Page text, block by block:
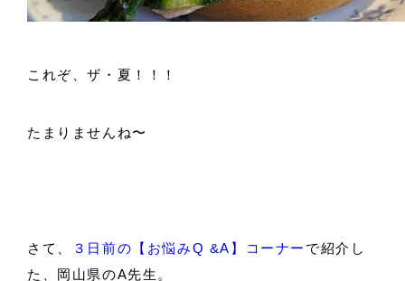
これぞ、ザ・夏！！！
たまりませんね〜
さて、 ３日前の【お悩みQ &A】コーナー で紹介し
た、岡山県のA先生。